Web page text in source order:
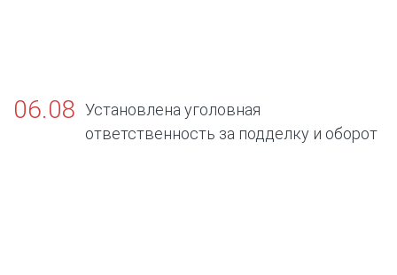
06.08 Установлена уголовная
ответственность за подделку и оборот